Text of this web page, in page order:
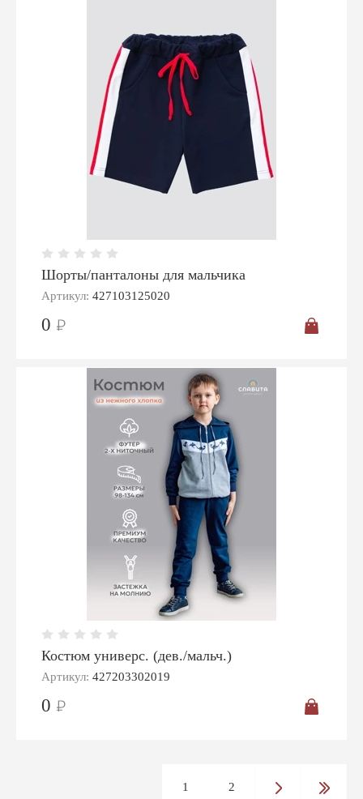
Шорты/панталоны для мальчика
Артикул: 427103125020
0
Костюм универс. (дев./мальч.)
Артикул: 427203302019
0
1 2